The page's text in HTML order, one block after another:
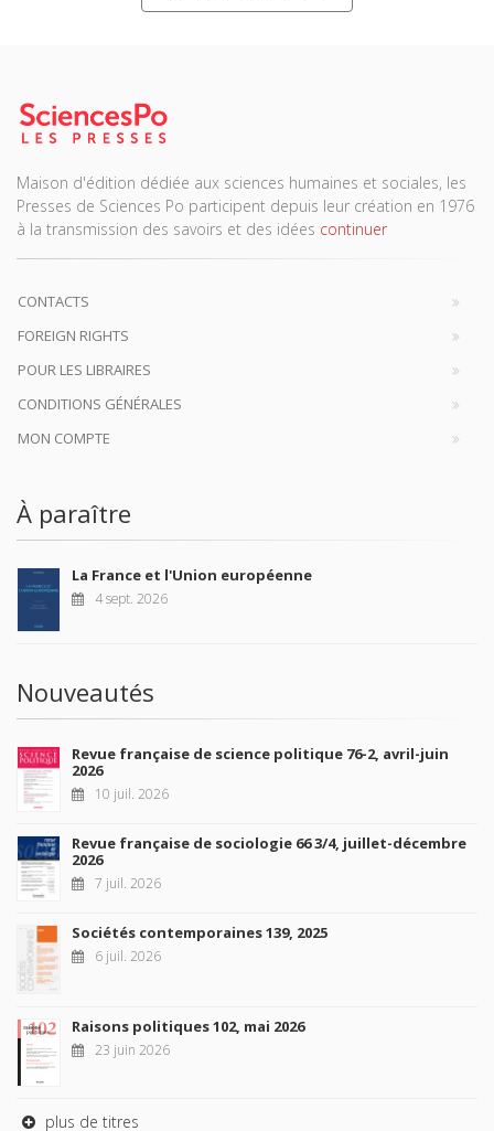
Maison d'édition dédiée aux sciences humaines et sociales, les
Presses de Sciences Po participent depuis leur création en 1976
à la transmission des savoirs et des idées continuer
CONTACTS
FOREIGN RIGHTS
POUR LES LIBRAIRES
CONDITIONS GÉNÉRALES
MON COMPTE
À paraître
La France et l'Union européenne
4 sept. 2026
Nouveautés
Revue française de science politique 76-2, avril-juin
2026
10 juil. 2026
Revue française de sociologie 66 3/4, juillet-décembre
2026
7 juil. 2026
Sociétés contemporaines 139, 2025
6 juil. 2026
Raisons politiques 102, mai 2026
23 juin 2026
plus de titres